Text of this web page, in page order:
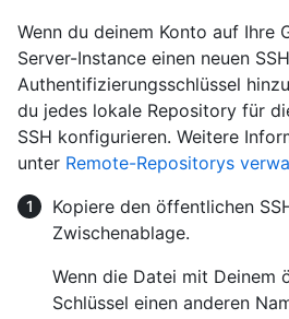
Wenn du deinem Konto auf Ihre
Server-Instance einen neuen
Authentifizierungsschlüssel
du jedes lokale Repository für
SSH konfigurieren. Weitere
unter Remote-Repositorys
Kopiere den öffentlichen
Zwischenablage.
Wenn die Datei mit Deinem
Schlüssel einen anderen